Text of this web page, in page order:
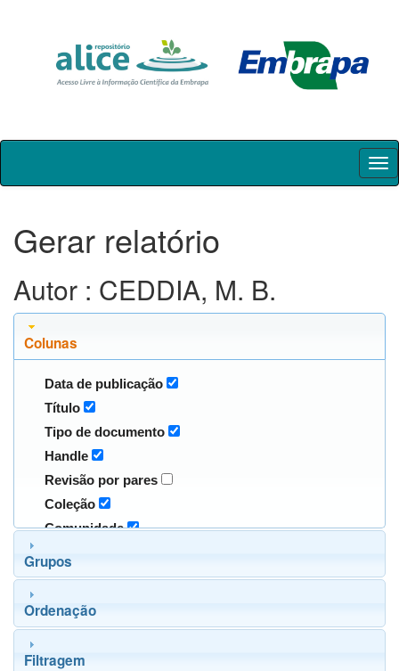
Skip
Gerar relatório
Autor : CEDDIA, M. B.
Colunas
Data de publicação
Título
Tipo de documento
Handle
Revisão por pares
Coleção
Comunidade
Grupos
Ordenação
Filtragem